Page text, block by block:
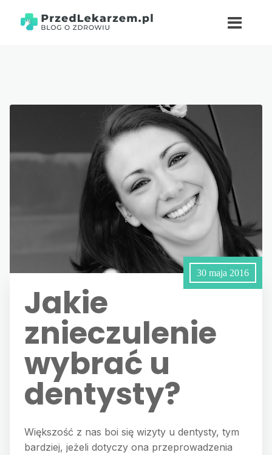
30 maja 2016
Jakie
znieczulenie
wybrać u
dentysty?
Większość z nas boi się wizyty u dentysty, tym
bardziej, jeżeli dotyczy ona przeprowadzenia